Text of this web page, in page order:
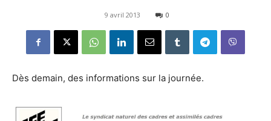
9 avril 2013 0
Dès demain, des informations sur la journée.